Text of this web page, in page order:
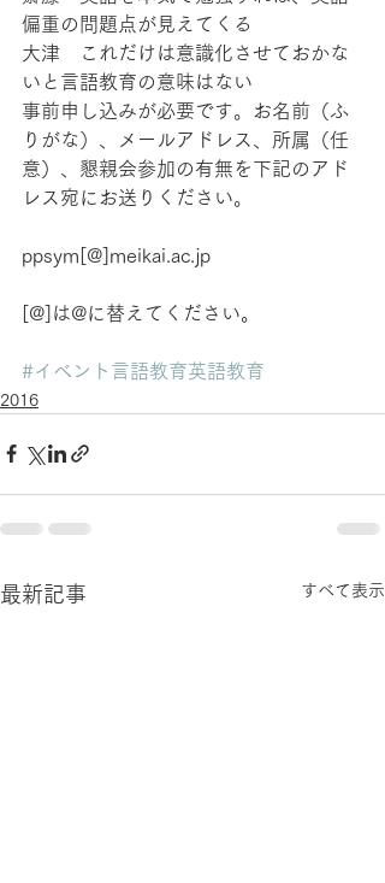
偏重の問題点が見えてくる
大津　これだけは意識化させておかな
いと言語教育の意味はない
事前申し込みが必要です。お名前（ふ
りがな）、メールアドレス、所属（任
意）、懇親会参加の有無を下記のアド
レス宛にお送りください。
ppsym[@]meikai.ac.jp
[@]は@に替えてください。
#イベント言語教育英語教育
2016
最新記事 すべて表示